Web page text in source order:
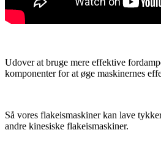
Udover at bruge mere effektive
komponenter for at øge maskinernes
Så vores flakeismaskiner kan lave
andre kinesiske flakeismaskiner.